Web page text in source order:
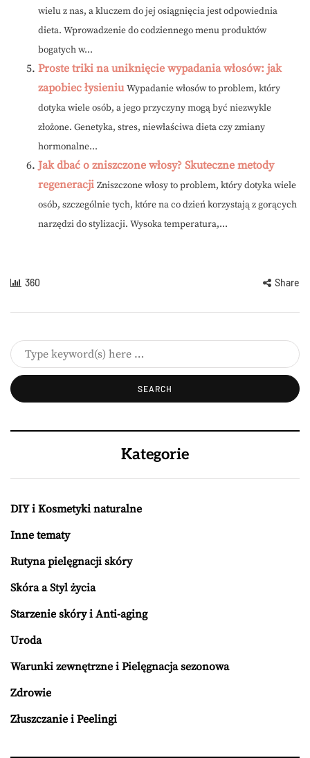
wielu z nas, a kluczem do jej osiągnięcia jest odpowiednia
dieta. Wprowadzenie do codziennego menu produktów
bogatych w...
Proste triki na uniknięcie wypadania włosów: jak
zapobiec łysieniu Wypadanie włosów to problem, który
dotyka wiele osób, a jego przyczyny mogą być niezwykle
złożone. Genetyka, stres, niewłaściwa dieta czy zmiany
hormonalne...
Jak dbać o zniszczone włosy? Skuteczne metody
regeneracji Zniszczone włosy to problem, który dotyka wiele
osób, szczególnie tych, które na co dzień korzystają z gorących
narzędzi do stylizacji. Wysoka temperatura,...
360 Share
Kategorie
DIY i Kosmetyki naturalne
Inne tematy
Rutyna pielęgnacji skóry
Skóra a Styl życia
Starzenie skóry i Anti-aging
Uroda
Warunki zewnętrzne i Pielęgnacja sezonowa
Zdrowie
Złuszczanie i Peelingi